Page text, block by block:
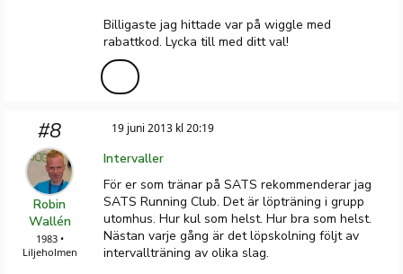
Billigaste jag hittade var på wiggle med
rabattkod. Lycka till med ditt val!
#8
Robin
Wallén
1983 •
Liljeholmen
19 juni 2013 kl 20:19
Intervaller
För er som tränar på SATS rekommenderar jag
SATS Running Club. Det är löpträning i grupp
utomhus. Hur kul som helst. Hur bra som helst.
Nästan varje gång är det löpskolning följt av
intervallträning av olika slag.